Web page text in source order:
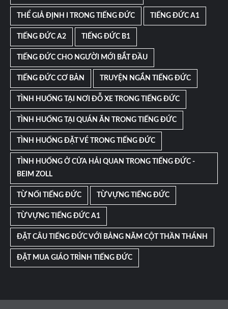
THỂ GIẢ ĐỊNH I TRONG TIẾNG ĐỨC TIẾNG ĐỨC A1
TIẾNG ĐỨC A2 TIẾNG ĐỨC B1
TIẾNG ĐỨC CHO NGƯỜI MỚI BẮT ĐẦU
TIẾNG ĐỨC CƠ BẢN TRUYỆN NGẮN TIẾNG ĐỨC
TÌNH HUỐNG TẠI NƠI ĐỖ XE TRONG TIẾNG ĐỨC
TÌNH HUỐNG TẠI QUÁN ĂN TRONG TIẾNG ĐỨC
TÌNH HUỐNG ĐẶT VÉ TRONG TIẾNG ĐỨC
TÌNH HUỐNG Ở CỬA HẢI QUAN TRONG TIẾNG ĐỨC -
BEIM ZOLL
TỪ NỐI TIẾNG ĐỨC TỪ VỰNG TIẾNG ĐỨC
TỪ VỰNG TIẾNG ĐỨC A1
ĐẶT CÂU TIẾNG ĐỨC VỚI BẢNG NĂM CỘT THẦN THÁNH
ĐẶT MUA GIÁO TRÌNH TIẾNG ĐỨC